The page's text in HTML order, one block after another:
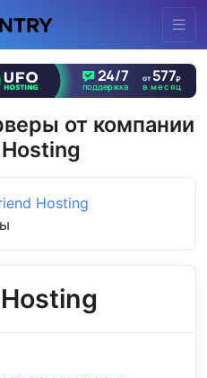
от компании
Hosting